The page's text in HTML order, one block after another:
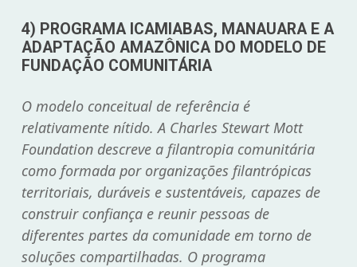
4) PROGRAMA ICAMIABAS, MANAUARA E A
ADAPTAÇÃO AMAZÔNICA DO MODELO DE
FUNDAÇÃO COMUNITÁRIA
O modelo conceitual de referência é
relativamente nítido. A Charles Stewart Mott
Foundation descreve a filantropia comunitária
como formada por organizações filantrópicas
territoriais, duráveis e sustentáveis, capazes de
construir confiança e reunir pessoas de
diferentes partes da comunidade em torno de
soluções compartilhadas. O programa